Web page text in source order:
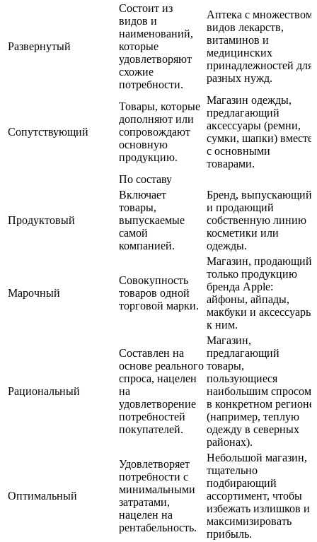
Развернутый
Состоит из
видов и
наименований,
которые
удовлетворяют
схожие
потребности.
Аптека с множеством
видов лекарств,
витаминов и
медицинских
принадлежностей для
разных нужд.
Сопутствующий
Товары, которые
дополняют или
сопровождают
основную
продукцию.
Магазин одежды,
предлагающий
аксессуары (ремни,
сумки, шапки) вместе
с основными
товарами.
По составу
Продуктовый
Включает
товары,
выпускаемые
самой
компанией.
Бренд, выпускающий
и продающий
собственную линию
косметики или
одежды.
Марочный
Совокупность
товаров одной
торговой марки.
Магазин, продающий
только продукцию
бренда Apple:
айфоны, айпады,
макбуки и аксессуары
к ним.
Рациональный
Составлен на
основе реального
спроса, нацелен
на
удовлетворение
потребностей
покупателей.
Магазин,
предлагающий
товары,
пользующиеся
наибольшим спросом
в конкретном регионе
(например, теплую
одежду в северных
районах).
Оптимальный
Удовлетворяет
потребности с
минимальными
затратами,
нацелен на
рентабельность.
Небольшой магазин,
тщательно
подбирающий
ассортимент, чтобы
избежать излишков и
максимизировать
прибыль.